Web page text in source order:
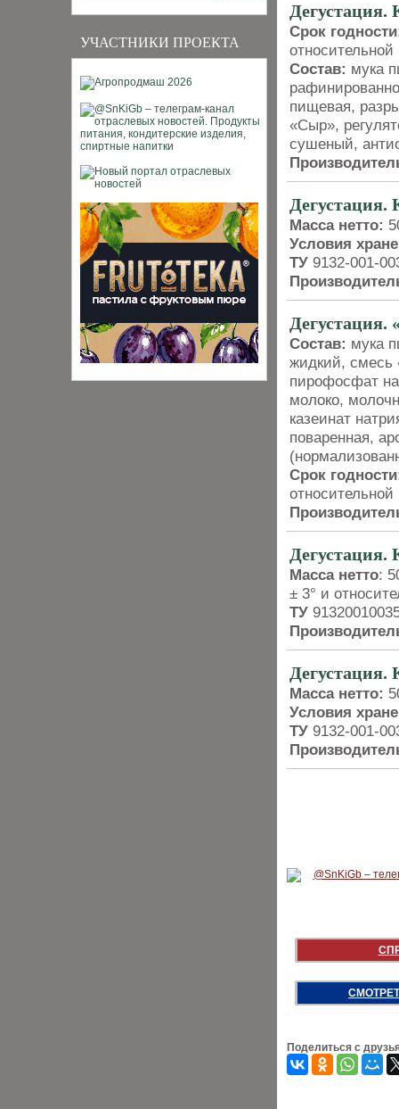
УЧАСТНИКИ ПРОЕКТА
Срок
Состав: мука
пищевая,
«Сыр»,
сушеный,
Масса нетто:
Условия
ТУ 9132-001-
Дегустация.
Состав: мука
жидкий, смесь
пирофосфат
молоко,
казеинат
поваренная,
Срок
Масса нетто:
± 3° и
ТУ
Масса нетто:
Условия
ТУ 9132-001-
Поделиться с